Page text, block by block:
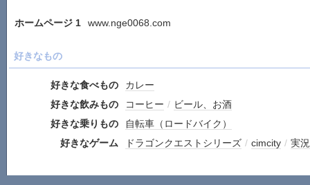
ホームページ 1 www.nge0068.com
好きなもの
好きな食べもの
カレー
好きな飲みもの
コーヒー / ビール、お酒
好きな乗りもの
自転車（ロードバイク）
好きなゲーム
ドラゴンクエストシリーズ / cimcity / 実